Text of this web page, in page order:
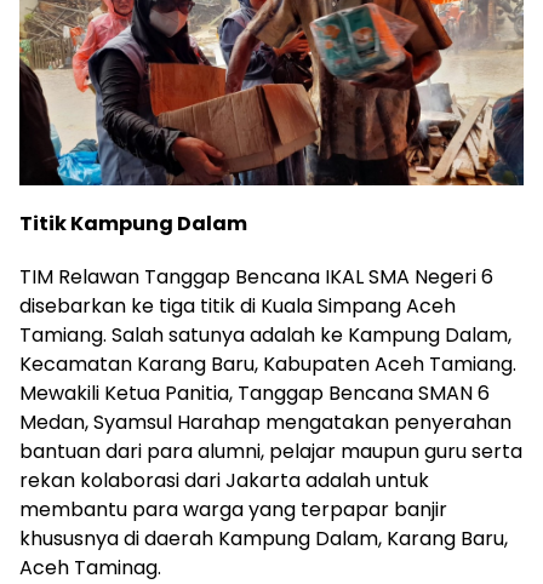
Titik Kampung Dalam
TIM Relawan Tanggap Bencana IKAL SMA Negeri 6
disebarkan ke tiga titik di Kuala Simpang Aceh
Tamiang. Salah satunya adalah ke Kampung Dalam,
Kecamatan Karang Baru, Kabupaten Aceh Tamiang.
Mewakili Ketua Panitia, Tanggap Bencana SMAN 6
Medan, Syamsul Harahap mengatakan penyerahan
bantuan dari para alumni, pelajar maupun guru serta
rekan kolaborasi dari Jakarta adalah untuk
membantu para warga yang terpapar banjir
khususnya di daerah Kampung Dalam, Karang Baru,
Aceh Taminag.